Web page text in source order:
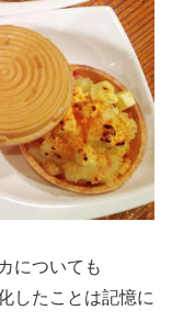
についても
したことは記憶に